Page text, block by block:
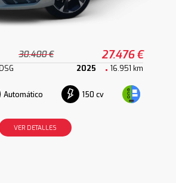
30.400 € 27.476 €
2025 16.951 km
Automático 150 cv
VER DETALLES